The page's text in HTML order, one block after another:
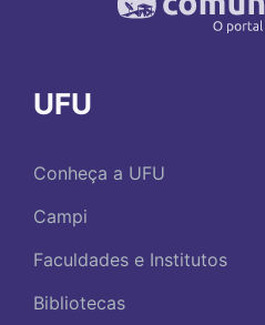
UFU
Conheça a UFU
Campi
Faculdades e Institutos
Bibliotecas